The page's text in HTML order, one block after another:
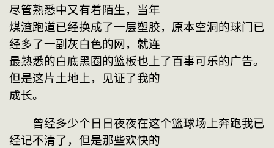
尽管熟悉中又有着陌生，当年
煤渣跑道已经换成了一层塑胶，原本空洞的球门已
经多了一副灰白色的网，就连
最熟悉的白底黑圈的篮板也上了百事可乐的广告。
但是这片土地上，见证了我的
成长。
曾经多少个日日夜夜在这个篮球场上奔跑我已
经记不清了，但是那些欢快的